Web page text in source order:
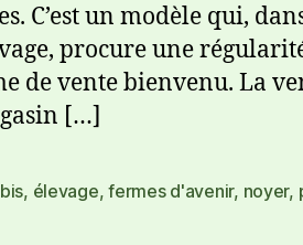
C’est un modèle qui,
procure une
de vente bienvenu. La
[…]
, élevage,fermes d'avenir, noyer,